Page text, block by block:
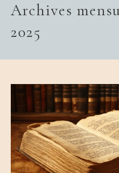
Archives
2025